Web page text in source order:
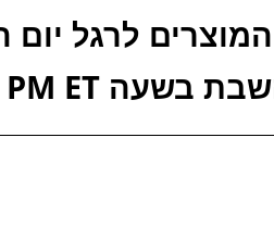
לרגל
השבת בשעהET